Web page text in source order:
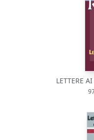
LETTERE